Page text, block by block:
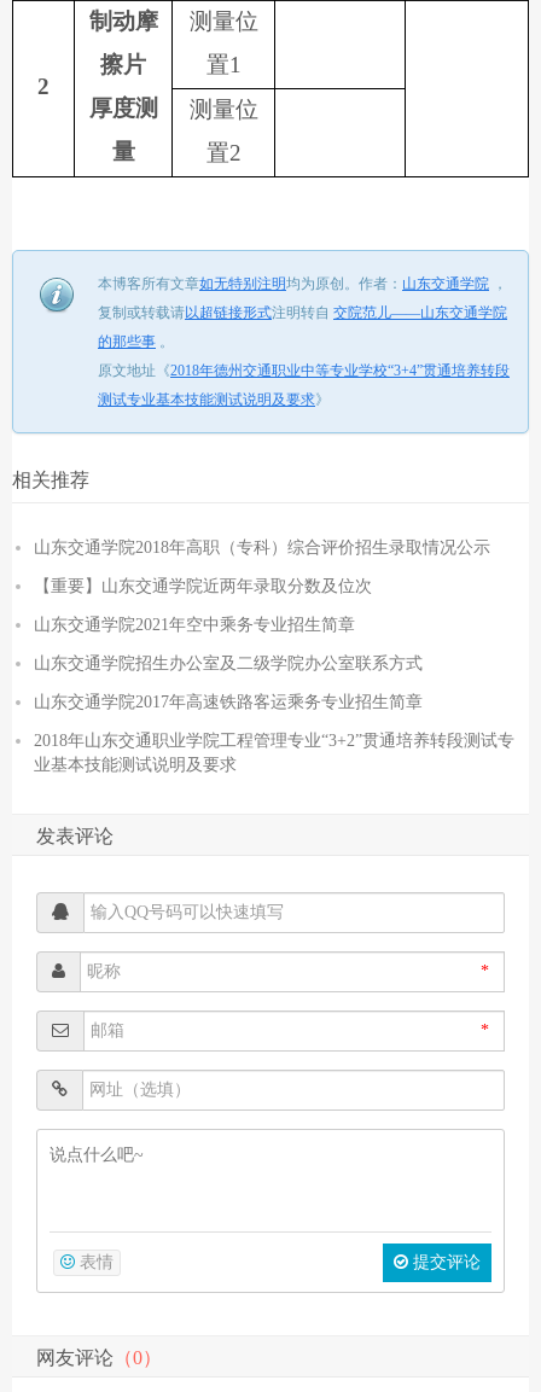
2
制动摩
擦片
厚度测
量
测量位
置1
测量位
置2
本博客所有文章如无特别注明均为原创。 作者： 山东交通学院 ，
复制或转载请以超链接形式注明转自 交院范儿——山东交通学院
的那些事 。
原文地址《2018年德州交通职业中等专业学校“3+4”贯通培养转段
测试专业基本技能测试说明及要求》
相关推荐
山东交通学院2018年高职（专科）综合评价招生录取情况公示
【重要】山东交通学院近两年录取分数及位次
山东交通学院2021年空中乘务专业招生简章
山东交通学院招生办公室及二级学院办公室联系方式
山东交通学院2017年高速铁路客运乘务专业招生简章
2018年山东交通职业学院工程管理专业“3+2”贯通培养转段测试专
业基本技能测试说明及要求
发表评论
*
*
表情 提交评论
网友评论 （0）